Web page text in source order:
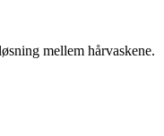
mellem hårvaskene.